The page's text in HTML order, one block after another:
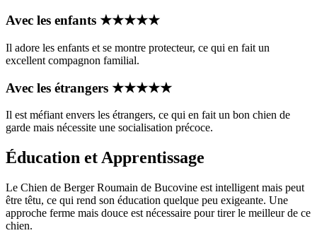
Avec les enfants ★★★★★
Il adore les enfants et se montre protecteur, ce qui en fait un
excellent compagnon familial.
Avec les étrangers ★★★★★
Il est méfiant envers les étrangers, ce qui en fait un bon chien de
garde mais nécessite une socialisation précoce.
Éducation et Apprentissage
Le Chien de Berger Roumain de Bucovine est intelligent mais peut
être têtu, ce qui rend son éducation quelque peu exigeante. Une
approche ferme mais douce est nécessaire pour tirer le meilleur de ce
chien.